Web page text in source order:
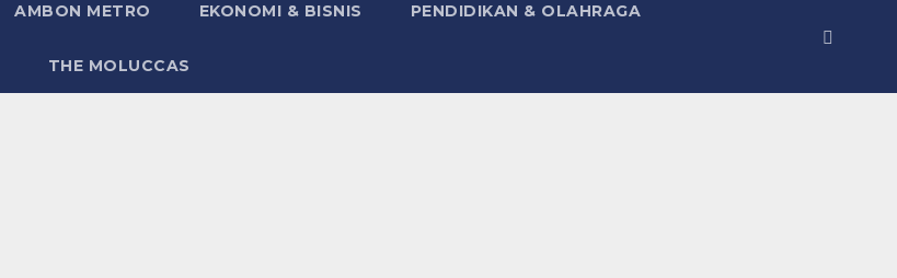
AMBON METRO EKONOMI & BISNIS PENDIDIKAN & OLAHRAGA
THE MOLUCCAS